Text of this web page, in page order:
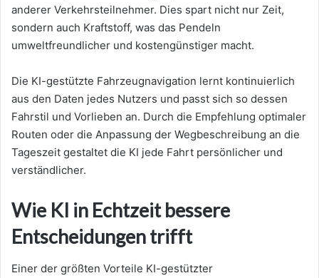
anderer Verkehrsteilnehmer. Dies spart nicht nur Zeit,
sondern auch Kraftstoff, was das Pendeln
umweltfreundlicher und kostengünstiger macht.
Die KI-gestützte Fahrzeugnavigation lernt kontinuierlich
aus den Daten jedes Nutzers und passt sich so dessen
Fahrstil und Vorlieben an. Durch die Empfehlung optimaler
Routen oder die Anpassung der Wegbeschreibung an die
Tageszeit gestaltet die KI jede Fahrt persönlicher und
verständlicher.
Wie KI in Echtzeit bessere
Entscheidungen trifft
Einer der größten Vorteile KI-gestützter